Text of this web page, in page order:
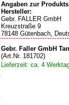
Angaben zur
Hersteller:
Gebr. FALLER GmbH
Kreuzstraße 9
78148 Gütenbach,
Gebr. Faller GmbH
(Art.Nr. 181702)
Lieferzeit: ca. 4